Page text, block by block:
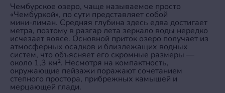
Чембурское озеро, чаще называемое просто
«Чембуркой», по сути представляет собой
мини‑лиман. Средняя глубина здесь едва достигает
метра, поэтому в разгар лета зеркало воды нередко
исчезает вовсе. Основной приток озеро получает из
атмосферных осадков и близлежащих водных
систем, что объясняет его скромные размеры —
около 1,3 км². Несмотря на компактность,
окружающие пейзажи поражают сочетанием
степного простора, прибрежных камышей и
мерцающей глади.